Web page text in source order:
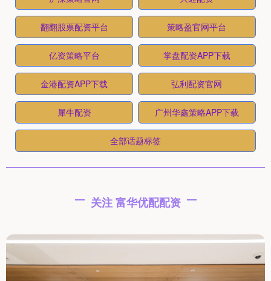
翻翻股票配资平台 策略盈官网平台
亿资策略平台 掌盘配资APP下载
金港配资APP下载 弘利配资官网
犀牛配资 广州华鑫策略APP下载
全部话题标签
关注 富华优配配资